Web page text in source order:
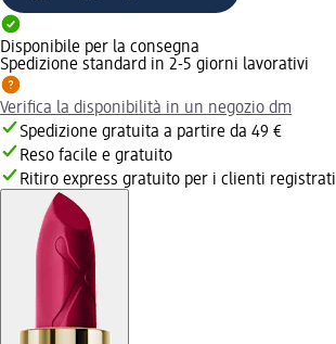
Disponibile per la consegna
Spedizione standard in 2-5 giorni lavorativi
Verifica la disponibilità in un negozio dm
Spedizione gratuita a partire da 49 €
Reso facile e gratuito
Ritiro express gratuito per i clienti registrati